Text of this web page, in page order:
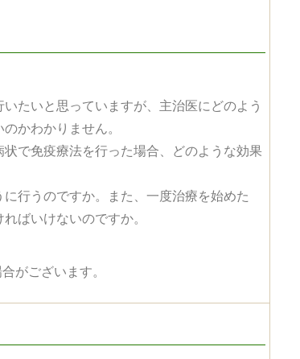
たいと思っていますが、主治医にどのよう
かわかりません。
で免疫療法を行った場合、どのような効果
行うのですか。また、一度治療を始めた
ばいけないのですか。
がございます。